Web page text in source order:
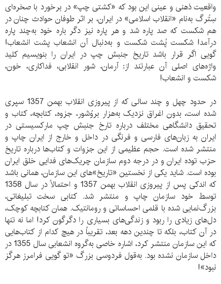
واقعیت ذهنی و عینی این بود که «کشتی چپ» در برخورد با صخره‌ای
سِتُرگ به‌نام «انقلاب اسلامی» در ایران، بر اثر طوفان حوادث چنان در
هم شکست که صد پاره شد و هر پاره نیز دگر باره خود به‌چند پاره
درآمد! شکست پُشت شکست و به‌دنبال آن انشعاب پشت انشعاب!
گویی اگر قرار باشد تاریخ جنبش چپ در ایران را بنویسیم کلید
واژه‌های اصلی آن عبارتند از: آرمان، شور انقلابی، فداکاری، خون،
شکست و انشعاب!
در حدود چهل و چند سالی که از پیروزی انقلاب بهمن 1357 سپری
شده است، بدون اغراق نزدیک به‌هزار بروُشور، جزوه، کتابچه، کتاب و
تحقیق دانشگاهی مختلف درباره تارخ جنبش چپ مارکسیستی در
ایران به زبان‌های فارسی و فرنگی در داخل و خارج از ایران چاپ و
منتشر شده است. حجم عظیمی از این جزوات و کتاب‌ها درباره تاریخ
حزب توده ایران و در درجه دوم سازمان چریک‌های فدایی خلق ایران
بوده است. شاید یکی از نخستین «تاریخ»های این سازمان، همانی باشد
که اندکی پس از پیروزی انقلاب بهمن 1357 و احتمالاً در سال 1358
توسط خود سازمان چاپ و منتشر شد. کتابی سخت تبلیغاتی،
بزرگ‌نمایی شده با قلمی احساساتی و رومانتیک. همان کتابچه کوچک،
دل‌های زیادی را ربود و زندگی‌های بسیاری را دگرگون کرد! اما نه تنها
در آن کتاب، بلکه تا چندین دهه بعد، تقریباً در هیچ کدام از کتاب‌هایی
که این سازمان منتشر کرد، اشاره خاصی به‌گروه انشعابی سال 1355 در
داخل سازمان نشده بود. به‌قول فردوسی بزرگ «تو گویی فرامرز هرگز
نبود»!